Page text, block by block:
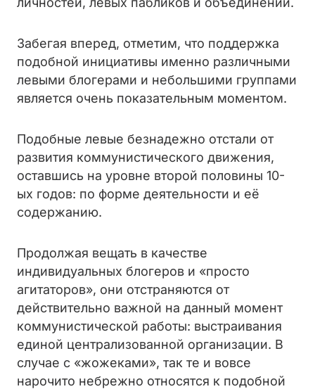
Забегая вперед, отметим, что поддержка
подобной инициативы именно различными
левыми блогерами и небольшими группами
является очень показательным моментом.
Подобные левые безнадежно отстали от
развития коммунистического движения,
оставшись на уровне второй половины 10-
ых годов: по форме деятельности и её
содержанию.
Продолжая вещать в качестве
индивидуальных блогеров и «просто
агитаторов», они отстраняются от
действительно важной на данный момент
коммунистической работы: выстраивания
единой централизованной организации. В
случае с «жожеками», так те и вовсе
нарочито небрежно относятся к подобной